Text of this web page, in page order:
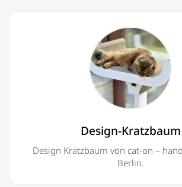
Design-Kratzbaum
Design Kratzbaum von cat-on –
Berlin.